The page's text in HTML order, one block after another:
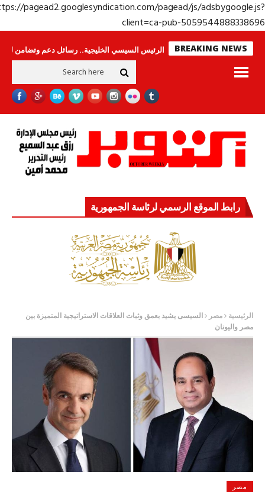
https://pagead2.googlesyndication.com/pagead/js/
client=ca-pub-
BREAKING NEWS
ينامون جولة الرئيس السيسي الخليجية.. رسائل دعم وتضامن للأشقاء
رابط الموقع الرسمي لرئاسة الجمهورية
الرئيسية مصر السيسى يشيد بعمق وثبات العلاقات الاستراتيجية المتميزة بين
مصر واليونان
مصر